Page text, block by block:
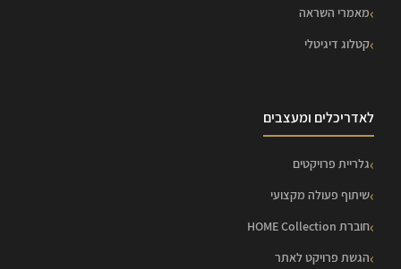
מאמרי השראה
קטלוג דיגיטלי
לאדריכלים ומעצבים
גלריית פרויקטים
שיתוף פעולה מקצועי
חוברת HOME Collection
הגשת פרויקט לאתר